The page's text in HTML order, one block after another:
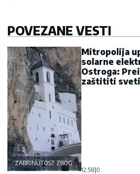
POVEZANE VESTI
ZABRINUTOST ZBOG OSTROGA
Mitropolija
solarne
Ostroga:
zaštititi
12:58 0